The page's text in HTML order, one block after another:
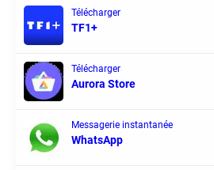
Télécharger
TF1+
Télécharger
Aurora Store
Messagerie instantanée
WhatsApp